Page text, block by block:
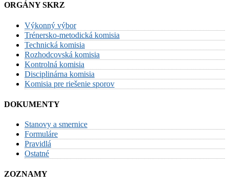
ORGÁNY SKRZ
Výkonný výbor
Trénersko-metodická komisia
Technická komisia
Rozhodcovská komisia
Kontrolná komisia
Disciplinárna komisia
Komisia pre riešenie sporov
DOKUMENTY
Stanovy a smernice
Formuláre
Pravidlá
Ostatné
ZOZNAMY